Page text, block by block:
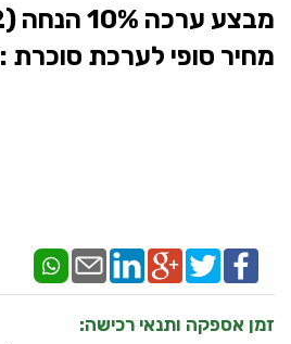
מבצע ערכה 10% הנחה (282 ש"ח )
מחיר סופי לערכת סוכרת :2538 ש"ח
זמן אספקה ותנאי רכישה: